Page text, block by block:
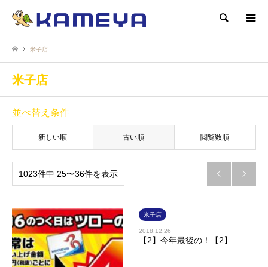
検索
米子店
米子店
並べ替え条件
新しい順 古い順 閲覧数順
1023件中 25〜36件を表示  
米子店
2018.12.26
【2】今年最後の！【2】